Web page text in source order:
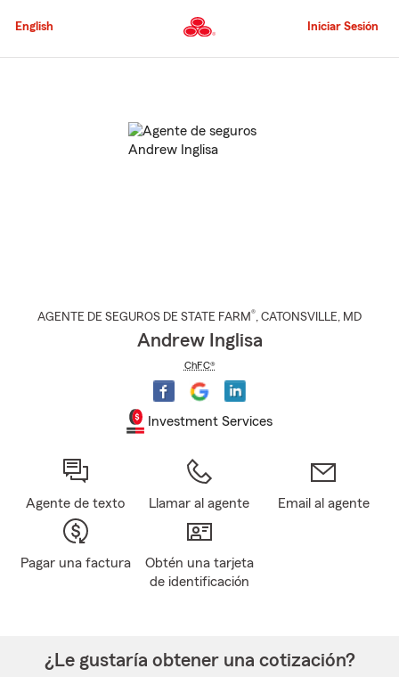
al
principal
English Iniciar Sesión
AGENTE DE SEGUROS DE STATE FARM®, CATONSVILLE, MD
Andrew Inglisa
ChFC®
Investment Services
Agente de texto Llamar al agente Email al agente
Pagar una factura
Obtén una tarjeta
de identificación
¿Le gustaría obtener una cotización?